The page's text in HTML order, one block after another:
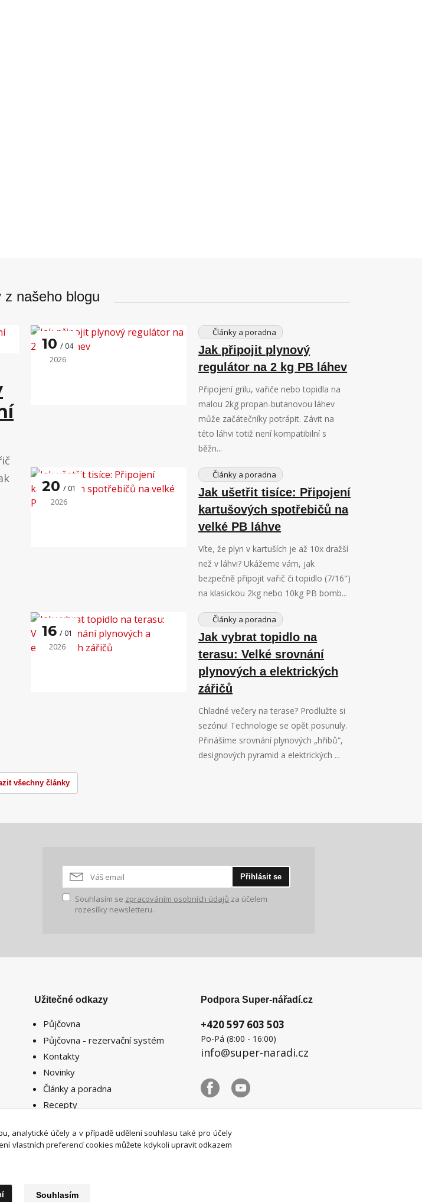
z našeho blogu
10 04
2026
Články a poradna
Jak připojit plynový
regulátor na 2 kg PB láhev
Připojení grilu, vařiče nebo topidla na
malou 2kg propan-butanovou láhev
může začátečníky potrápit. Závit na
této láhvi totiž není kompatibilní s
běžn...
20 01
2026
Články a poradna
Jak ušetřit tisíce: Připojení
kartušových spotřebičů na
velké PB láhve
Víte, že plyn v kartuších je až 10x dražší
než v láhvi? Ukážeme vám, jak
bezpečně připojit vařič či topidlo (7/16")
na klasickou 2kg nebo 10kg PB bomb...
16 01
2026
Články a poradna
Jak vybrat topidlo na
terasu: Velké srovnání
plynových a elektrických
zářičů
Chladné večery na terase? Prodlužte si
sezónu! Technologie se opět posunuly.
Přinášíme srovnání plynových „hřibů“,
designových pyramid a elektrických ...
všechny články
Přihlásit se
Souhlasím se zpracováním osobních údajů za účelem
rozesílky newsletteru.
Užitečné odkazy
Půjčovna
Půjčovna - rezervační systém
Kontakty
Novinky
Články a poradna
Recepty
Podpora Super-nářadí.cz
+420 597 603 503
Po-Pá (8:00 - 16:00)
info@super-naradi.cz
analytické účely a v případě udělení souhlasu také pro účely
vlastních preferencí cookies můžete kdykoli upravit odkazem
Souhlasím